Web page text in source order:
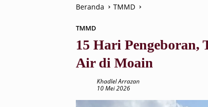
Beranda TMMD
TMMD
15 Hari Pengeboran,
Air di Moain
Khadlel Arrazan
10 Mei 2026